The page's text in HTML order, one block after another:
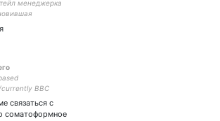
менеджерка
кажется что
BBC
связаться с
соматоформное